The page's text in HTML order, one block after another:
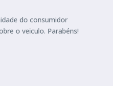
do consumidor
o veiculo. Parabéns!